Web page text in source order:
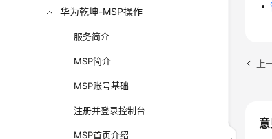
华为乾坤-MSP操作
服务简介
MSP简介
MSP账号基础
注册并登录控制台
MSP首页介绍
上